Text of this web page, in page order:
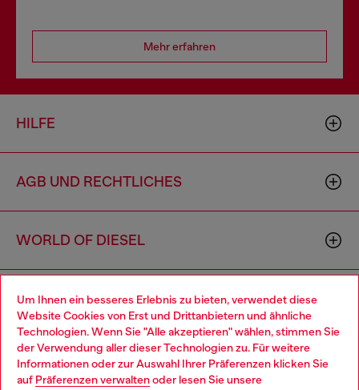
Um Ihnen ein besseres Erlebnis zu bieten, verwendet diese
Website Cookies von Erst und Drittanbietern und ähnliche
Technologien. Wenn Sie "Alle akzeptieren" wählen, stimmen Sie
der Verwendung aller dieser Technologien zu. Für weitere
Informationen oder zur Auswahl Ihrer Präferenzen klicken Sie
auf Präferenzen verwaltenoder lesen Sie unsere
Mehr erfahren
HILFE
AGB UND RECHTLICHES
WORLD OF DIESEL
CORPORATE
Choose your location